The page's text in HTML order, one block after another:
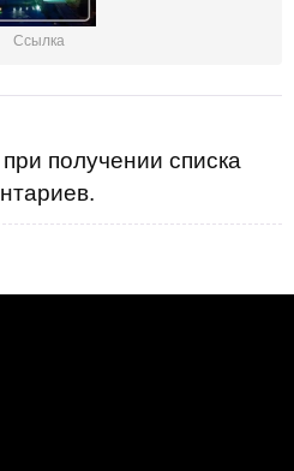
Ссылка
получении списка